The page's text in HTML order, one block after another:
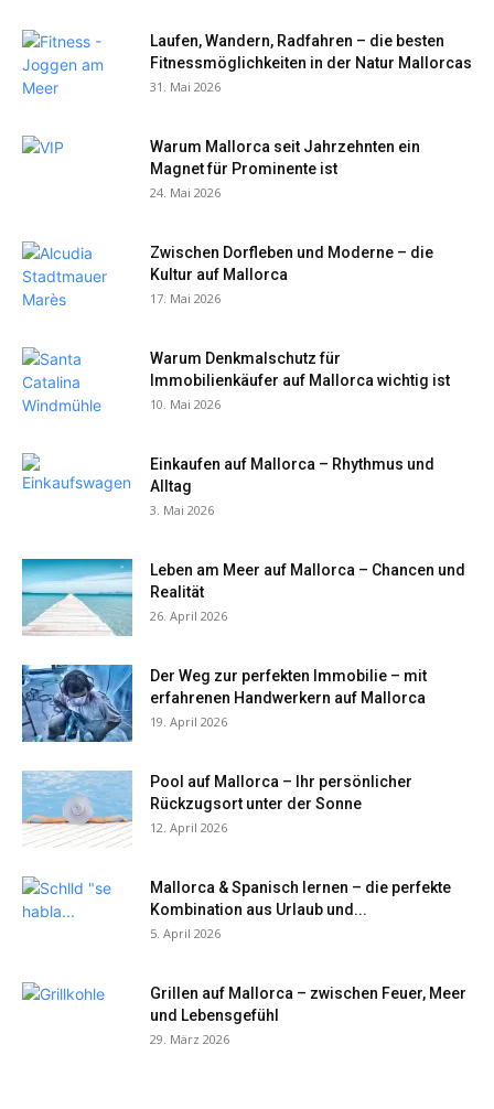
Laufen, Wandern, Radfahren – die besten
Fitnessmöglichkeiten in der Natur Mallorcas
31. Mai 2026
Warum Mallorca seit Jahrzehnten ein
Magnet für Prominente ist
24. Mai 2026
Zwischen Dorfleben und Moderne – die
Kultur auf Mallorca
17. Mai 2026
Warum Denkmalschutz für
Immobilienkäufer auf Mallorca wichtig ist
10. Mai 2026
Einkaufen auf Mallorca – Rhythmus und
Alltag
3. Mai 2026
Leben am Meer auf Mallorca – Chancen und
Realität
26. April 2026
Der Weg zur perfekten Immobilie – mit
erfahrenen Handwerkern auf Mallorca
19. April 2026
Pool auf Mallorca – Ihr persönlicher
Rückzugsort unter der Sonne
12. April 2026
Mallorca & Spanisch lernen – die perfekte
Kombination aus Urlaub und...
5. April 2026
Grillen auf Mallorca – zwischen Feuer, Meer
und Lebensgefühl
29. März 2026